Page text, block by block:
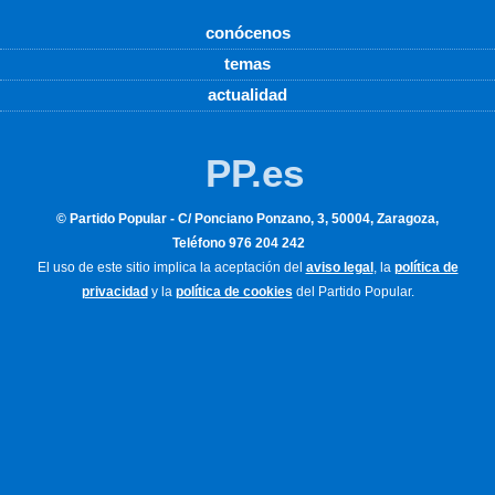
conócenos
temas
actualidad
PP.es
© Partido Popular - C/ Ponciano Ponzano, 3, 50004, Zaragoza,
Teléfono 976 204 242
El uso de este sitio implica la aceptación del aviso legal , la política de
privacidad y la política de cookies del Partido Popular.